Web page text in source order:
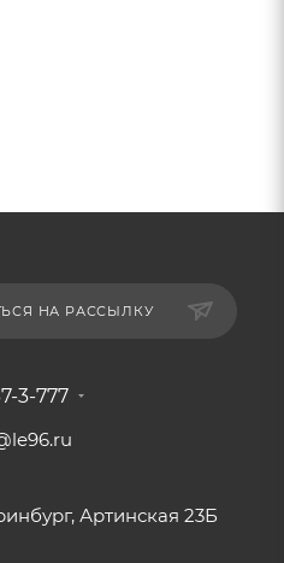
НА РАССЫЛКУ
3-777
Артинская 23Б